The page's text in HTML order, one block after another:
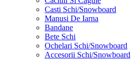
Casti Schi/Snowboard
Manusi De Iarna
Bandane
Bete Schi
Ochelari Schi/Snowboard
Accesorii Schi/Snowboard